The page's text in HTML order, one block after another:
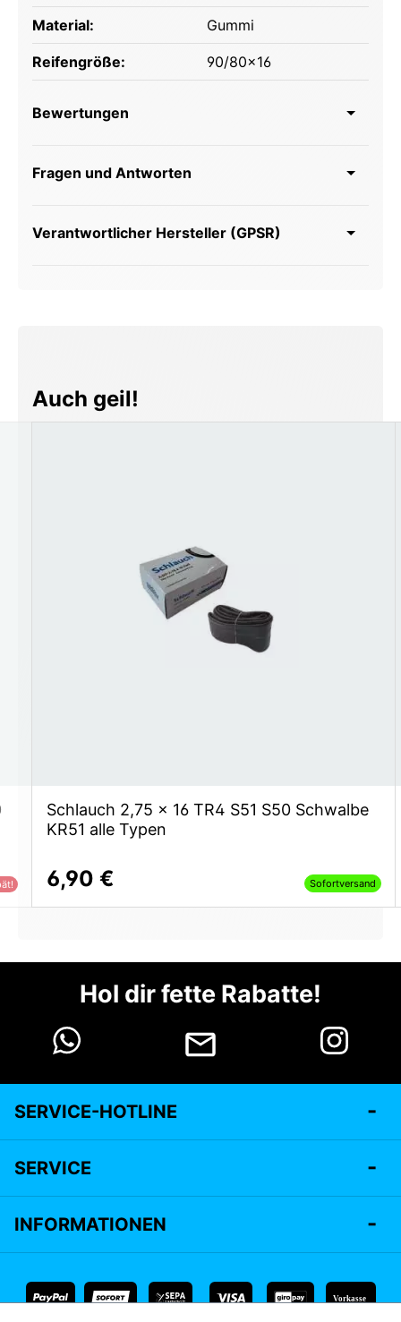
Material: Gummi
Reifengröße: 90/80x16
Bewertungen
Fragen und Antworten
Verantwortlicher Hersteller (GPSR)
Produktgalerie überspringen
Auch geil!
Schlauch 2,75 x 16 TR4 S51 S50 Schwalbe
KR51 alle Typen
6,90 € Sofortversand
Hol dir fette Rabatte!
SERVICE-HOTLINE
SERVICE
INFORMATIONEN
Vorkasse